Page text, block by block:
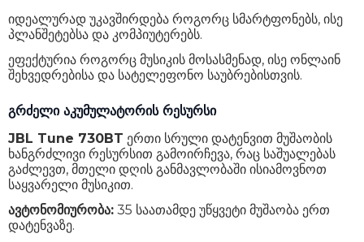
იდეალურად უკავშირდება როგორც სმარტფონებს, ისე
პლანშეტებსა და კომპიუტერებს.
ეფექტურია როგორც მუსიკის მოსასმენად, ისე ონლაინ
შეხვედრებისა და სატელეფონო საუბრებისთვის.
გრძელი აკუმულატორის რესურსი
JBL Tune 730BT ერთი სრული დატენვით მუშაობის
ხანგრძლივი რესურსით გამოირჩევა, რაც საშუალებას
გაძლევთ, მთელი დღის განმავლობაში ისიამოვნოთ
საყვარელი მუსიკით.
ავტონომიურობა: 35 საათამდე უწყვეტი მუშაობა ერთ
დატენვაზე.